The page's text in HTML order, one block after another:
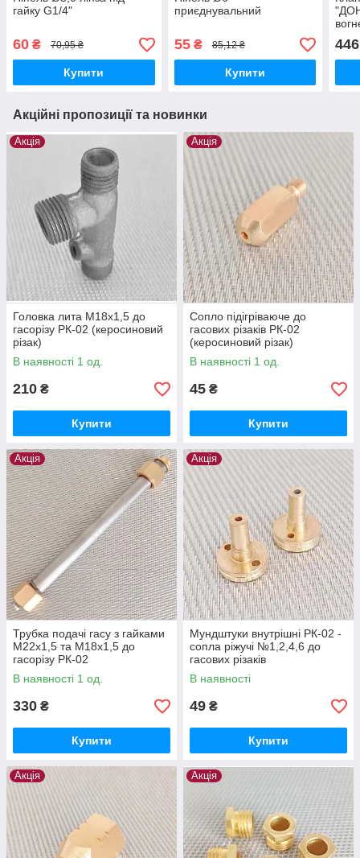
гайку G1/4"
60 ₴ 70,95 ₴
Купити
приєднувальний
55₴ 85,12 ₴
Купити
Акційні пропозиції та новинки
Акція
Головка лита М18х1,5 до
гасорізу РК-02 (керосиновий
різак)
В наявності 1 од.
210 ₴
Купити
Акція
Сопло підігріваюче до
гасових різаків РК-02
(керосиновий різак)
В наявності 1 од.
45 ₴
Купити
Акція
Трубка подачі гасу з гайками
М22х1,5 та М18х1,5 до
гасорізу РК-02
В наявності 1 од.
330 ₴
Купити
Акція
Мундштуки внутрішні РК-02 -
сопла ріжучі №1,2,4,6 до
гасових різаків
В наявності
49 ₴
Купити
Акція Акція